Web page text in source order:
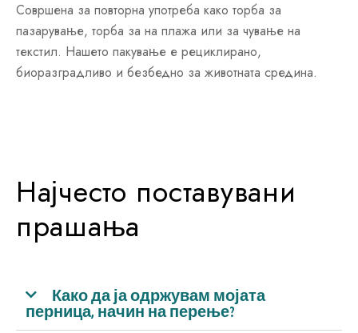
Совршена за повторна употреба како торба за
пазарување, торба за на плажа или за чување на
текстил. Нашето пакување е рециклирано,
биоразградливо и безбедно за животната средина.
Најчесто поставувани
прашања
Како да ја одржувам мојата
перница, начин на перење?